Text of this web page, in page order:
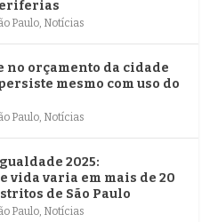
Paulo Notícias
no orçamento da cidade
mesmo com uso do
Paulo Notícias
2025:
vida varia em mais de 20
de São Paulo
Paulo Notícias